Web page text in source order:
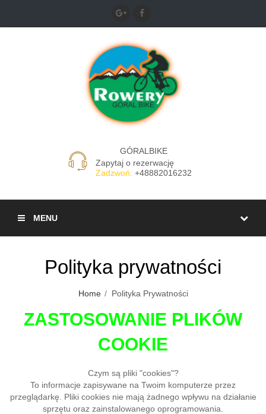
GÓRALBIKE
Zapytaj o rezerwację
Zadzwoń: +48882016232
MENU
Polityka prywatności
Home Polityka Prywatności
ZASTOSOWANIE PLIKÓW
COOKIE
Czym są pliki "cookies"?
To informacje zapisywane na Twoim komputerze przez
przeglądarkę. Pliki cookies nie mają żadnego wpływu na działanie
sprzętu oraz zainstalowanego oprogramowania.